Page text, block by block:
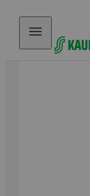
Hyppää sisältöön